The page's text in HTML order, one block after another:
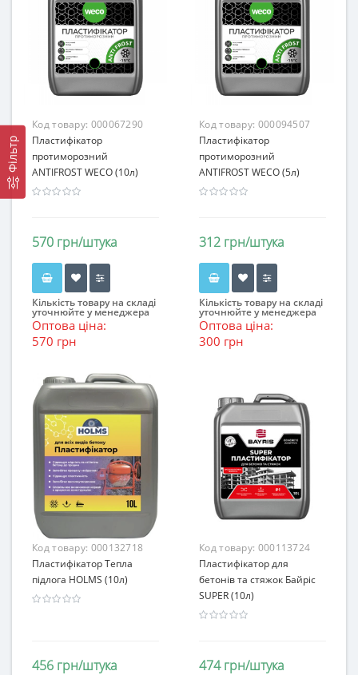
Фільтр
Код товару: 000067290
Пластифікатор
протиморозний
ANTIFROST WECO (10л)
570 грн/штука
Кількість товару на складі
уточнюйте у менеджера
Оптова ціна:
570 грн
Код товару: 000094507
Пластифікатор
протиморозний
ANTIFROST WECO (5л)
312 грн/штука
Кількість товару на складі
уточнюйте у менеджера
Оптова ціна:
300 грн
Код товару: 000132718
Пластифікатор Тепла
підлога HOLMS (10л)
456 грн/штука
Код товару: 000113724
Пластифікатор для
бетонів та стяжок Байріс
SUPER (10л)
474 грн/штука